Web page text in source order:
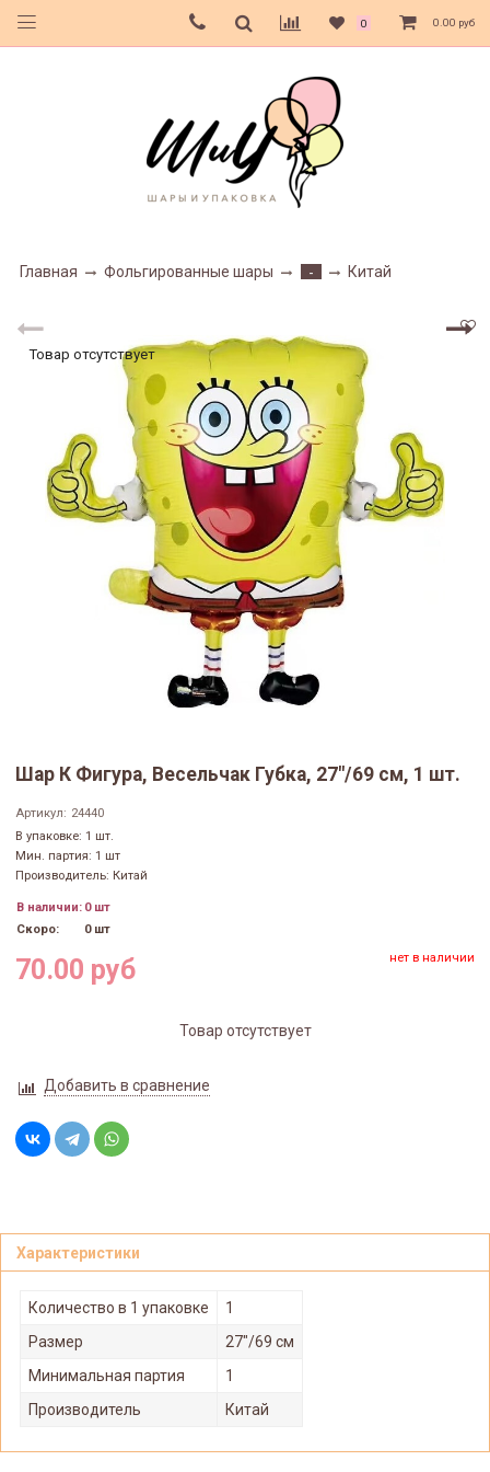
0 0.00 руб
Главная Фольгированные шары - Китай
Товар отсутствует
Шар К Фигура, Весельчак Губка, 27"/69 см, 1 шт.
Артикул: 24440
В упаковке: 1 шт.
Мин. партия: 1 шт
Производитель: Китай
В наличии: 0 шт
Скоро:
0 шт
70.00 руб нет в наличии
Товар отсутствует
Добавить в сравнение
Характеристики
Количество в 1 упаковке
1
Размер
27"/69 см
Минимальная партия
1
Производитель
Китай